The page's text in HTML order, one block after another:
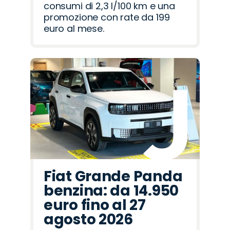
consumi di 2,3 l/100 km e una
promozione con rate da 199
euro al mese.
Fiat Grande Panda
benzina: da 14.950
euro fino al 27
agosto 2026